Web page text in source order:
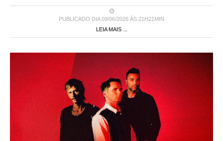
PUBLICADO DIA 09/06/2026 ÀS 21H21MIN
LEIA MAIS ...